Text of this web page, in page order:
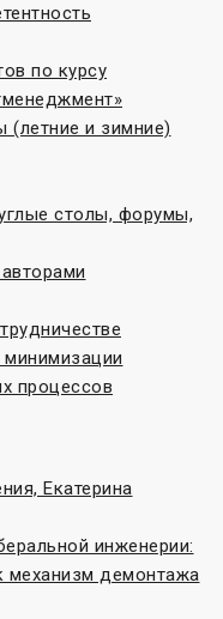
по курсу
(летние и зимние)
столы, форумы,
процессов
Екатерина
инженерии:
механизм демонтажа